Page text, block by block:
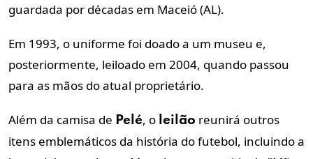
guardada por décadas em Maceió (AL).
Em 1993, o uniforme foi doado a um museu e,
posteriormente, leiloado em 2004, quando passou
para as mãos do atual proprietário.
Além da camisa de Pelé, o leilão reunirá outros
itens emblemáticos da história do futebol, incluindo a